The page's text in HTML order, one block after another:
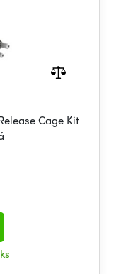
Cage Kit